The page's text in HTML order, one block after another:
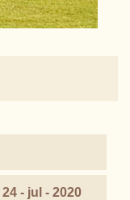
24 - jul - 2020